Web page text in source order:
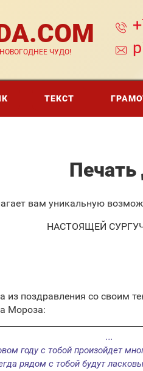
ЧУДО!
ТЕКСТ
вам уникальную
НАСТОЯЩЕЙ
поздравления со своим
Мороза:
...
году с тобой произойдет
рядом с тобой будут